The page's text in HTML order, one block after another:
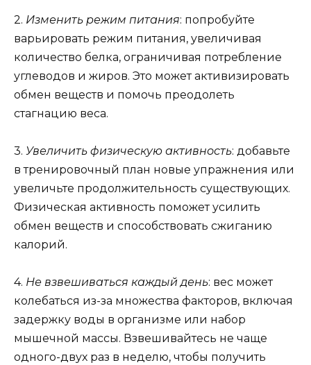
2. Изменить режим питания: попробуйте
варьировать режим питания, увеличивая
количество белка, ограничивая потребление
углеводов и жиров. Это может активизировать
обмен веществ и помочь преодолеть
стагнацию веса.
3. Увеличить физическую активность: добавьте
в тренировочный план новые упражнения или
увеличьте продолжительность существующих.
Физическая активность поможет усилить
обмен веществ и способствовать сжиганию
калорий.
4. Не взвешиваться каждый день: вес может
колебаться из-за множества факторов, включая
задержку воды в организме или набор
мышечной массы. Взвешивайтесь не чаще
одного-двух раз в неделю, чтобы получить